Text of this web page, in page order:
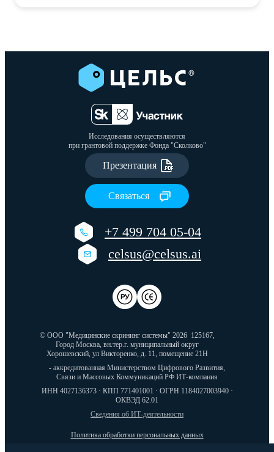
© ООО "Медицинские скрининг системы" 2026 125167,
Город Москва, вн.тер.г. муниципальный округ
Хорошевский, ул Викторенко, д. 11, помещение 21Н
- аккредитованная Министерством Цифрового Развития,
Связи и Массовых Коммуникаций РФ ИТ-компания
ИНН 4027136373 · КПП 771401001 · ОГРН 1184027003940 ·
ОКВЭД 62.01
Сведения об ИТ-деятельности
Презентация
Связаться
Исследования осуществляются
при грантовой поддержке Фонда "Сколково"
+7 499 704 05-04
celsus@celsus.ai
Политика обработки персональных данных